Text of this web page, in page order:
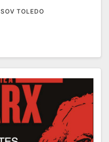
SOV TOLEDO